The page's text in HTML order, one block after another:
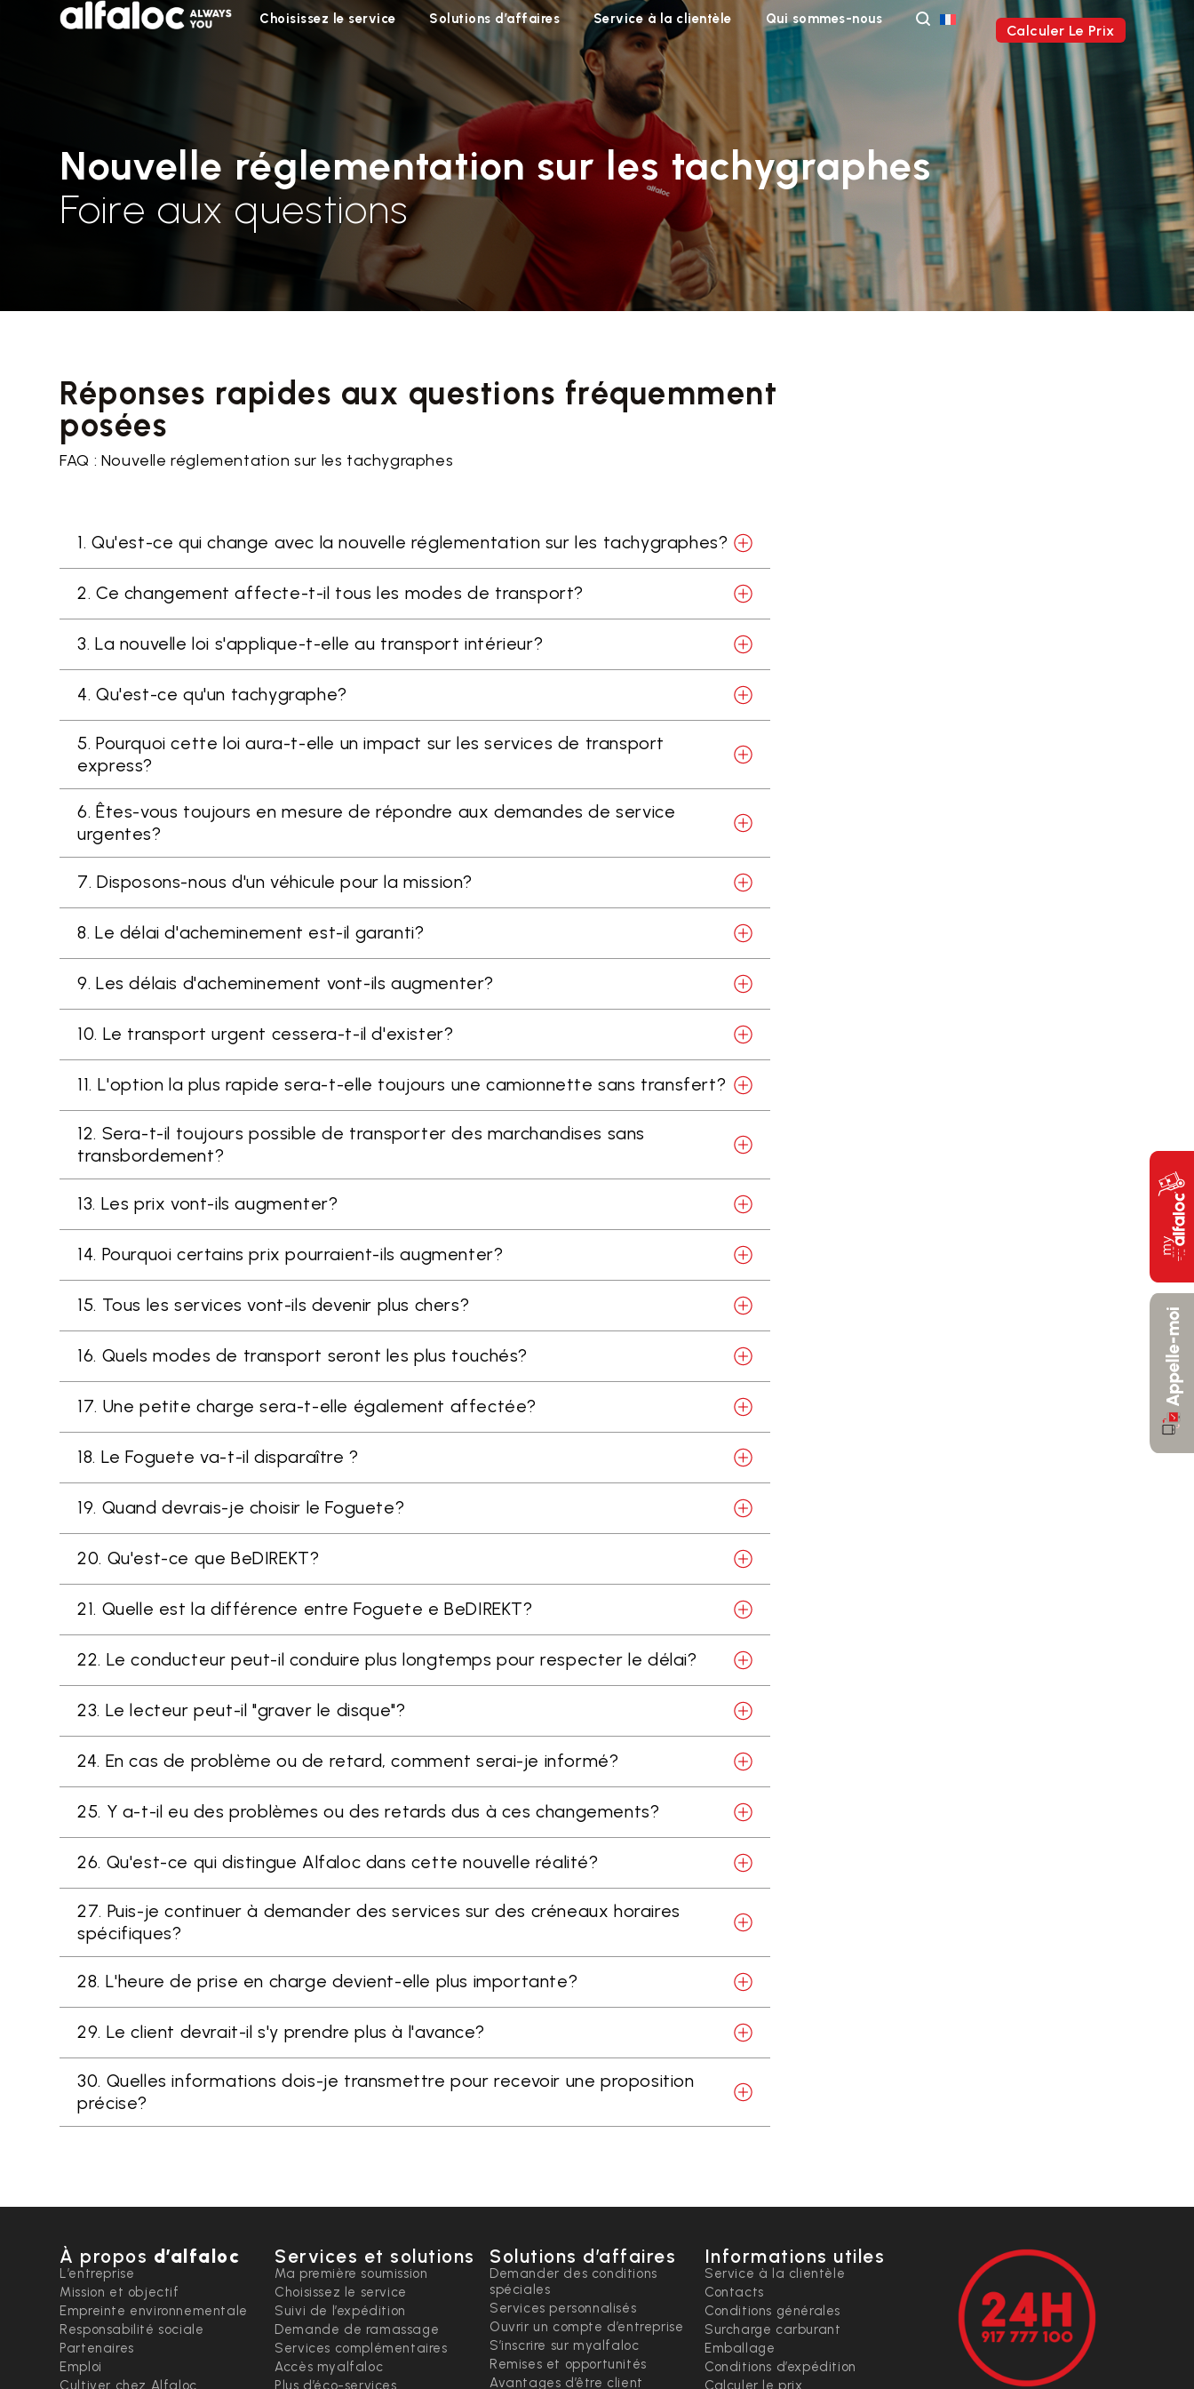
Choisissez le service Solutions d’affaires Service à la clientèle Qui sommes-nous
Calculer Le Prix
Nouvelle réglementation sur les tachygraphes
Foire aux questions
Réponses rapides aux questions fréquemment
posées
FAQ : Nouvelle réglementation sur les tachygraphes
1. Qu'est-ce qui change avec la nouvelle réglementation sur les tachygraphes?
2. Ce changement affecte-t-il tous les modes de transport?
3. La nouvelle loi s'applique-t-elle au transport intérieur?
4. Qu'est-ce qu'un tachygraphe?
5. Pourquoi cette loi aura-t-elle un impact sur les services de transport
express?
6. Êtes-vous toujours en mesure de répondre aux demandes de service
urgentes?
7. Disposons-nous d'un véhicule pour la mission?
8. Le délai d'acheminement est-il garanti?
9. Les délais d'acheminement vont-ils augmenter?
10. Le transport urgent cessera-t-il d'exister?
11. L'option la plus rapide sera-t-elle toujours une camionnette sans transfert?
12. Sera-t-il toujours possible de transporter des marchandises sans
transbordement?
13. Les prix vont-ils augmenter?
14. Pourquoi certains prix pourraient-ils augmenter?
15. Tous les services vont-ils devenir plus chers?
16. Quels modes de transport seront les plus touchés?
17. Une petite charge sera-t-elle également affectée?
18. Le Foguete va-t-il disparaître ?
19. Quand devrais-je choisir le Foguete?
20. Qu'est-ce que BeDIREKT?
21. Quelle est la différence entre Foguete e BeDIREKT?
22. Le conducteur peut-il conduire plus longtemps pour respecter le délai?
23. Le lecteur peut-il "graver le disque"?
24. En cas de problème ou de retard, comment serai-je informé?
25. Y a-t-il eu des problèmes ou des retards dus à ces changements?
26. Qu'est-ce qui distingue Alfaloc dans cette nouvelle réalité?
27. Puis-je continuer à demander des services sur des créneaux horaires
spécifiques?
28. L'heure de prise en charge devient-elle plus importante?
29. Le client devrait-il s'y prendre plus à l'avance?
30. Quelles informations dois-je transmettre pour recevoir une proposition
précise?
À propos d’alfaloc
L’entreprise
Mission et objectif
Empreinte environnementale
Responsabilité sociale
Partenaires
Emploi
Cultiver chez Alfaloc
Services et solutions
Ma première soumission
Choisissez le service
Suivi de l’expédition
Demande de ramassage
Services complémentaires
Accès myalfaloc
Plus d’éco-services
Solutions d’affaires
Demander des conditions
spéciales
Services personnalisés
Ouvrir un compte d’entreprise
S’inscrire sur myalfaloc
Remises et opportunités
Avantages d’être client
Informations utiles
Service à la clientèle
Contacts
Conditions générales
Surcharge carburant
Emballage
Conditions d’expédition
Calculer le prix